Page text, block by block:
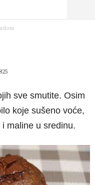
sve smutite. Osim
koje sušeno voće,
maline u sredinu.